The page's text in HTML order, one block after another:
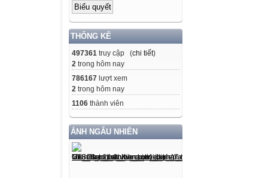
THỐNG KÊ
497361 truy cập (chi tiết)
2 trong hôm nay
786167 lượt xem
2 trong hôm nay
1106 thành viên
ẢNH NGẪU NHIÊN